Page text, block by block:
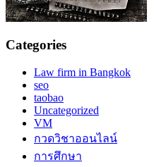
Categories
Law firm in Bangkok
seo
taobao
Uncategorized
VM
กวดวิชาออนไลน์
การศึกษา